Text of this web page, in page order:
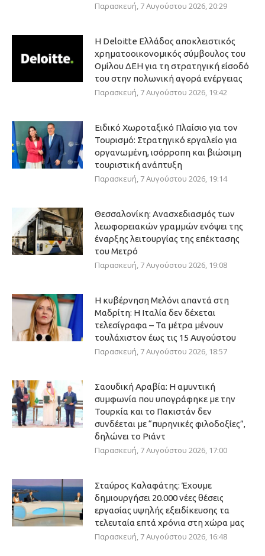
Παρασκευή, 7 Αυγούστου 2026, 20:29
Η Deloitte Ελλάδος αποκλειστικός
χρηματοοικονομικός σύμβουλος του
Ομίλου ΔΕΗ για τη στρατηγική είσοδό
του στην πολωνική αγορά ενέργειας
Παρασκευή, 7 Αυγούστου 2026, 19:42
Ειδικό Χωροταξικό Πλαίσιο για τον
Τουρισμό: Στρατηγικό εργαλείο για
οργανωμένη, ισόρροπη και βιώσιμη
τουριστική ανάπτυξη
Παρασκευή, 7 Αυγούστου 2026, 19:14
Θεσσαλονίκη: Ανασχεδιασμός των
λεωφορειακών γραμμών ενόψει της
έναρξης λειτουργίας της επέκτασης
του Μετρό
Παρασκευή, 7 Αυγούστου 2026, 19:08
Η κυβέρνηση Μελόνι απαντά στη
Μαδρίτη: Η Ιταλία δεν δέχεται
τελεσίγραφα – Τα μέτρα μένουν
τουλάχιστον έως τις 15 Αυγούστου
Παρασκευή, 7 Αυγούστου 2026, 18:57
Σαουδική Αραβία: Η αμυντική
συμφωνία που υπογράφηκε με την
Τουρκία και το Πακιστάν δεν
συνδέεται με “πυρηνικές φιλοδοξίες”,
δηλώνει το Ριάντ
Παρασκευή, 7 Αυγούστου 2026, 17:00
Σταύρος Καλαφάτης: Έχουμε
δημιουργήσει 20.000 νέες θέσεις
εργασίας υψηλής εξειδίκευσης τα
τελευταία επτά χρόνια στη χώρα μας
Παρασκευή, 7 Αυγούστου 2026, 16:48